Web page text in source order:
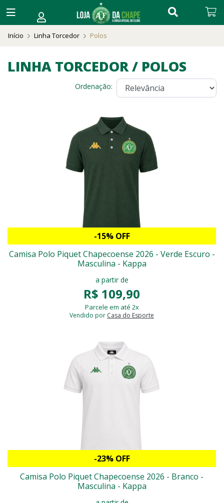
Início Linha Torcedor Polos
LINHA TORCEDOR / POLOS
Ordenação:
-15% OFF
Camisa Polo Piquet Chapecoense 2026 - Verde Escuro -
Masculina - Kappa
a partir de
R$ 109,90
Parcele em até 2x
Vendido por Casa do Esporte
-23% OFF
Camisa Polo Piquet Chapecoense 2026 - Branco -
Masculina - Kappa